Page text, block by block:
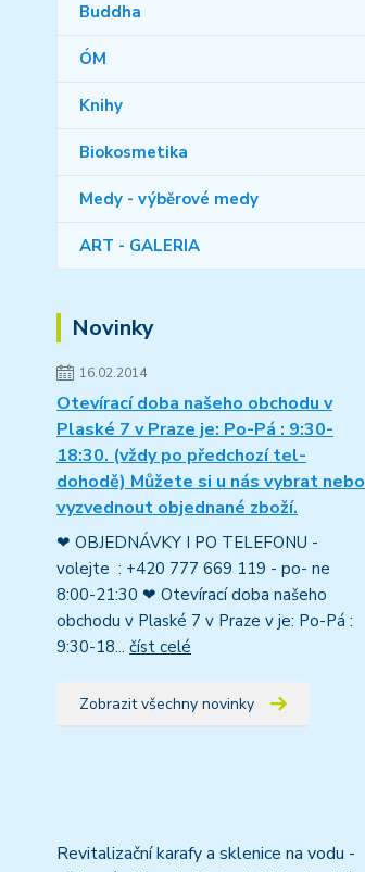
Buddha
ÓM
Knihy
Biokosmetika
Medy - výběrové medy
ART - GALERIA
Novinky
16.02.2014
Otevírací doba našeho obchodu v
Plaské 7 v Praze je: Po-Pá : 9:30-
18:30. (vždy po předchozí tel-
dohodě) Můžete si u nás vybrat nebo
vyzvednout objednané zboží.
❤ OBJEDNÁVKY I PO TELEFONU -
volejte : +420 777 669 119 - po- ne
8:00-21:30 ❤ Otevírací doba našeho
obchodu v Plaské 7 v Praze v je: Po-Pá :
9:30-18... číst celé
Zobrazit všechny novinky
Revitalizační karafy a sklenice na vodu -